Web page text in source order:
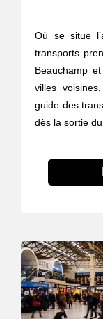
Où se situe
transports
Beauchamp
villes
guide des
dès la sortie du